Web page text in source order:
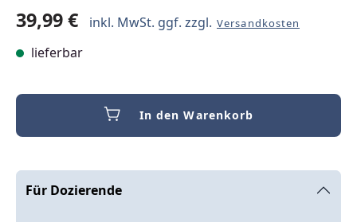
39,99 € inkl. MwSt. ggf. zzgl. Versandkosten
lieferbar
In den Warenkorb
Für Dozierende